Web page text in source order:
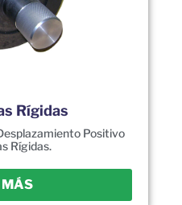
Rígidas
Positivo
Rígidas.